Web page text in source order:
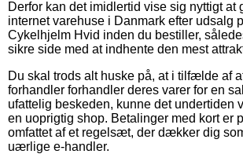
Derfor kan det imidlertid vise sig nyttigt at
internet varehuse i Danmark efter udsalg
Cykelhjelm Hvid inden du bestiller,
sikre side med at indhente den mest
Du skal trods alt huske på, at i tilfælde af
forhandler forhandler deres varer for en
ufattelig beskeden, kunne det undertiden
en uoprigtig shop. Betalinger med kort er
omfattet af et regelsæt, der dækker dig
uærlige e-handler.